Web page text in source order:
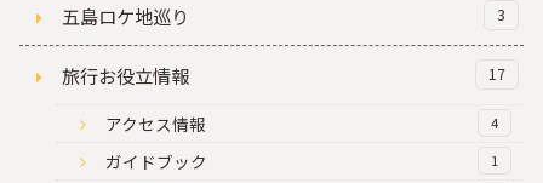
五島ロケ地巡り 3
旅行お役立情報 17
アクセス情報 4
ガイドブック 1